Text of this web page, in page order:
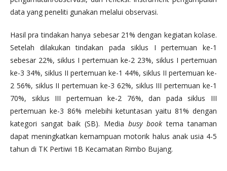
data yang peneliti gunakan melalui observasi.
Hasil pra tindakan hanya sebesar 21% dengan kegiatan kolase.
Setelah dilakukan tindakan pada siklus I pertemuan ke-1
sebesar 22%, siklus I pertemuan ke-2 23%, siklus I pertemuan
ke-3 34%, siklus II pertemuan ke-1 44%, siklus II pertemuan ke-
2 56%, siklus II pertemuan ke-3 62%, siklus III pertemuan ke-1
70%, siklus III pertemuan ke-2 76%, dan pada siklus III
pertemuan ke-3 86% melebihi ketuntasan yaitu 81% dengan
kategori sangat baik (SB). Media busy book tema tanaman
dapat meningkatkan kemampuan motorik halus anak usia 4-5
tahun di TK Pertiwi 1B Kecamatan Rimbo Bujang.